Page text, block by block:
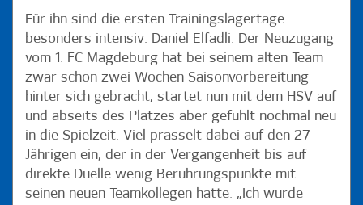
Für ihn sind die ersten Trainingslagertage
besonders intensiv: Daniel Elfadli. Der Neuzugang
vom 1. FC Magdeburg hat bei seinem alten Team
zwar schon zwei Wochen Saisonvorbereitung
hinter sich gebracht, startet nun mit dem HSV auf
und abseits des Platzes aber gefühlt nochmal neu
in die Spielzeit. Viel prasselt dabei auf den 27-
Jährigen ein, der in der Vergangenheit bis auf
direkte Duelle wenig Berührungspunkte mit
seinen neuen Teamkollegen hatte. „Ich wurde